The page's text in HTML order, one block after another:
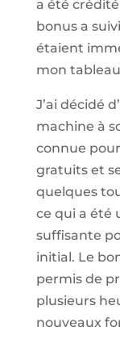
a été
bonus a
étaient
mon
J’ai décidé
machine à
connue
gratuits et
quelques
ce qui a été
suffisante
initial. Le
permis de
plusieurs
nouveaux